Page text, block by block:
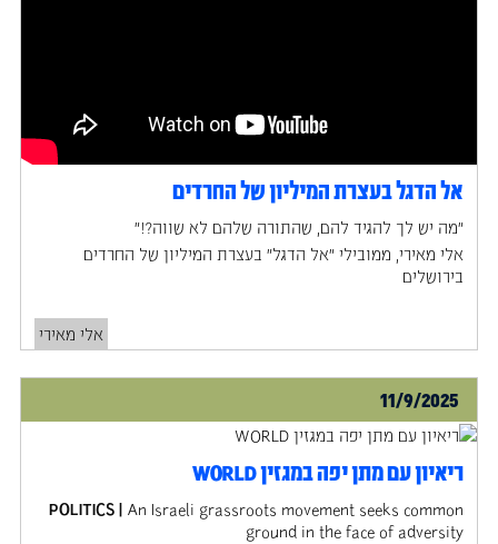
אל הדגל בעצרת המיליון של החרדים
״מה יש לך להגיד להם, שהתורה שלהם לא שווה?!״
‍אלי מאירי, ממובילי "אל הדגל" בעצרת המיליון של החרדים
בירושלים
אלי מאירי
11/9/2025
ריאיון עם מתן יפה במגזין WORLD
POLITICS | An Israeli grassroots movement seeks common
ground in the face of adversity